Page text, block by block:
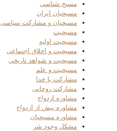
مسیح شناسی
مسیحیان ایران
مسیحیان و مشارکت سیاسی
مسیحیت
مسیحیت اولیه
مسیحیت و اخلاق اجتماعی
مسیحیت و شواهد تاریخی
مسیحیت و علم
مشارکت با خدا
مشارکت روحانی
مشاوره ازدواج
مشاوره پیش از ازدواج
مشاوره مسیحیان
مشکل وجود شر